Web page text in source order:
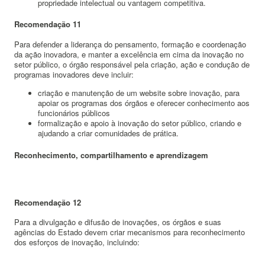
propriedade intelectual ou vantagem competitiva.
Recomendação 11
Para defender a liderança do pensamento, formação e coordenação
da ação inovadora, e manter a excelência em cima da inovação no
setor público, o órgão responsável pela criação, ação e condução de
programas inovadores deve incluir:
criação e manutenção de um website sobre inovação, para
apoiar os programas dos órgãos e oferecer conhecimento aos
funcionários públicos
formalização e apoio à inovação do setor público, criando e
ajudando a criar comunidades de prática.
Reconhecimento, compartilhamento e aprendizagem
Recomendação 12
Para a divulgação e difusão de inovações, os órgãos e suas
agências do Estado devem criar mecanismos para reconhecimento
dos esforços de inovação, incluindo: